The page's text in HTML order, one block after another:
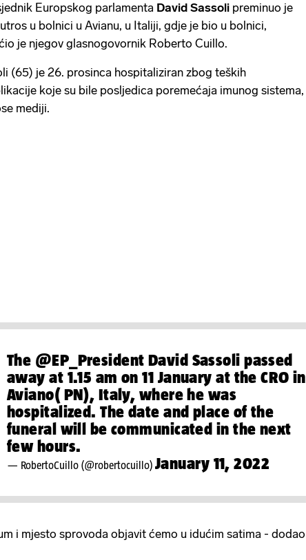
Europskog parlamenta David Sassoli preminuo je
u bolnici u Avianu, u Italiji, gdje je bio u bolnici,
je njegov glasnogovornik Roberto Cuillo.
(65) je 26. prosinca hospitaliziran zbog teških
koje su bile posljedica poremećaja imunog sistema,
mediji.
The @EP_President David Sassoli passed
away at 1.15 am on 11 January at the CRO in
Aviano( PN), Italy, where he was
hospitalized. The date and place of the
funeral will be communicated in the next
few hours.
— RobertoCuillo (@robertocuillo) January 11, 2022
i mjesto sprovoda objavit ćemo u idućim satima - dodao